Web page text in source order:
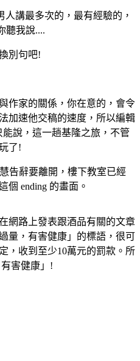
人講最多次的，最有經驗的，
聽我說....
別句吧!
作家的關係，你在意的，會令
加速他交稿的速度，所以編輯
說，這一趟基隆之旅，不管
了!
告辭要離開，樓下教室已經
個 ending 的畫面。
網路上發表跟酒品有關的文章
量，有害健康」的標語，很可
，收到至少10萬元的罰款。所
害健康」!